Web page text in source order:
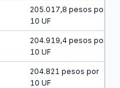
205.017,8 pesos por
10 UF
204.919,4 pesos por
10 UF
204.821 pesos por
10 UF